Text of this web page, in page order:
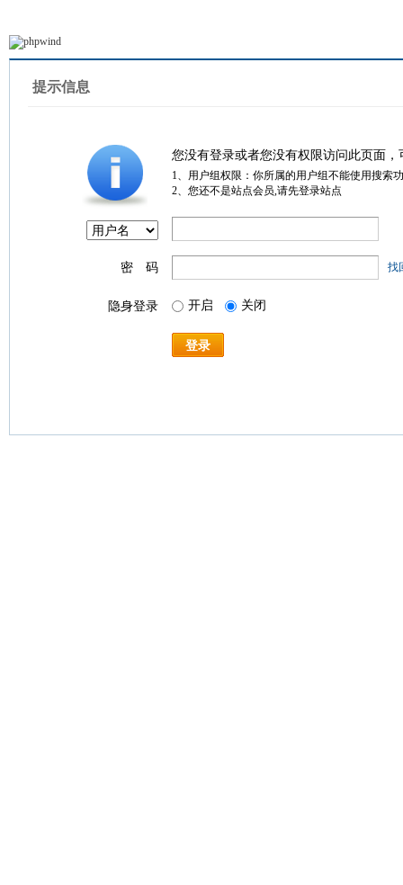
提示信息
您没有登录或者您没有权限访问此页面
1、用户组权限：你所属的用户组不能使用搜索
2、您还不是站点会员,请先登录站点
密 码 找
隐身登录 开启 关闭
登录